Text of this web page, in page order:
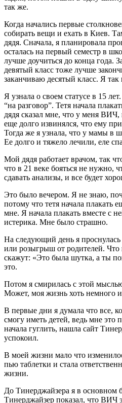
так же.
Когда начались первые
собирать вещи и ехать в Киев.
дядя. Сначала, я планировала
осталась на первый семестр в
лучше доучиться до конца года.
девятый класс тоже лучше
заканчиваю десятый класс. Я так
Я узнала о своем статусе в 15
“на разговор”. Тетя начала
дядя сказал мне, что у меня
еще долго извинялся, что ему
Тогда же я узнала, что у мамы в
Ее долго и тяжело лечили, еле
Мой дядя работает врачом, так
что в 21 веке бояться не нужно,
сдавать анализы, и все будет
Это было вечером. Я не знаю,
потому что тетя начала плакать
мне. Я начала плакать вместе с
истерика. Мне было страшно.
На следующий день я
или розыгрыш от родителей.
скажут: «Это была шутка, а ты
это.
Потом я смирилась с этой
Может, моя жизнь хоть немного
В первые дни я думала что все,
смогу иметь детей, ведь мне это
начала гуглить, нашла сайт
успокоил.
В моей жизни мало что
пью таблетки и стала
жизни.
До Тинерджайзера я в основном
Тинерджайзер показал, что ВИЧ